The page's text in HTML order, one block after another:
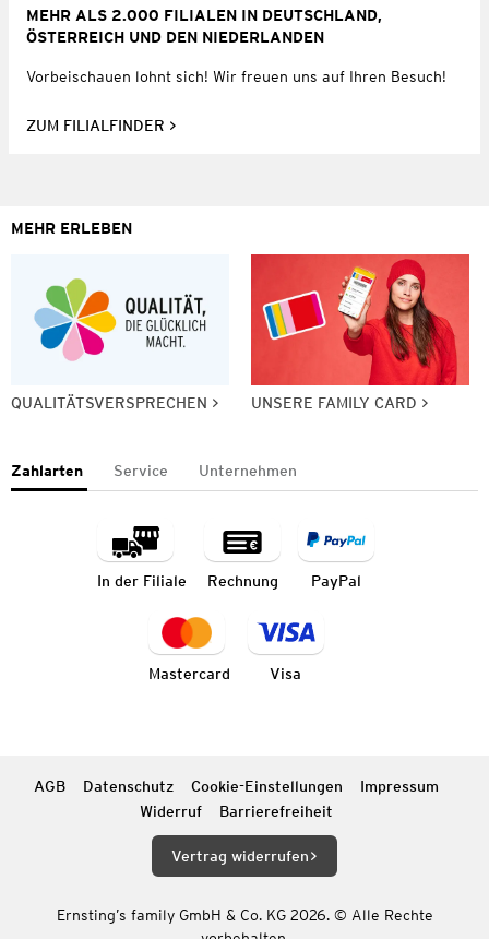
MEHR ALS 2.000 FILIALEN IN DEUTSCHLAND,
ÖSTERREICH UND DEN NIEDERLANDEN
Vorbeischauen lohnt sich! Wir freuen uns auf Ihren Besuch!
ZUM FILIALFINDER
MEHR ERLEBEN
QUALITÄTSVERSPRECHEN UNSERE FAMILY CARD
Zahlarten Service Unternehmen
In der Filiale Rechnung PayPal
Mastercard Visa
AGB Datenschutz Cookie-Einstellungen
Impressum
Widerruf
Barrierefreiheit
Vertrag widerrufen
Ernsting’s family GmbH & Co. KG 2026. © Alle Rechte